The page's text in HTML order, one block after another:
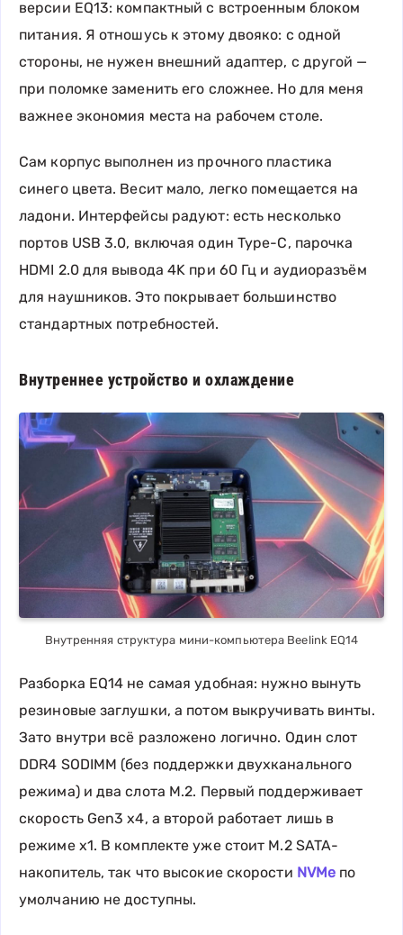
версии EQ13: компактный с встроенным блоком
питания. Я отношусь к этому двояко: с одной
стороны, не нужен внешний адаптер, с другой —
при поломке заменить его сложнее. Но для меня
важнее экономия места на рабочем столе.
Сам корпус выполнен из прочного пластика
синего цвета. Весит мало, легко помещается на
ладони. Интерфейсы радуют: есть несколько
портов USB 3.0, включая один Type-C, парочка
HDMI 2.0 для вывода 4K при 60 Гц и аудиоразъём
для наушников. Это покрывает большинство
стандартных потребностей.
Внутреннее устройство и охлаждение
Внутренняя структура мини-компьютера Beelink EQ14
Разборка EQ14 не самая удобная: нужно вынуть
резиновые заглушки, а потом выкручивать винты.
Зато внутри всё разложено логично. Один слот
DDR4 SODIMM (без поддержки двухканального
режима) и два слота M.2. Первый поддерживает
скорость Gen3 x4, а второй работает лишь в
режиме x1. В комплекте уже стоит M.2 SATA-
накопитель, так что высокие скорости NVMe по
умолчанию не доступны.